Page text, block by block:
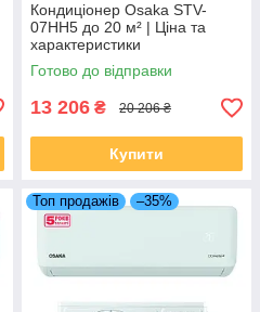
Кондиціонер Osaka STV-
07HH5 до 20 м² | Ціна та
характеристики
Готово до відправки
13 206 ₴ 20 206 ₴
Купити
Топ продажів –35%